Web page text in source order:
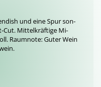
und eine Spur son­
​Cut. Mit­tel­kräf­ti­ge Mi­
Raum­no­te: Guter Wein